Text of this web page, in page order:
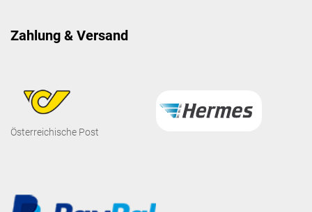
Zahlung & Versand
Österreichische Post